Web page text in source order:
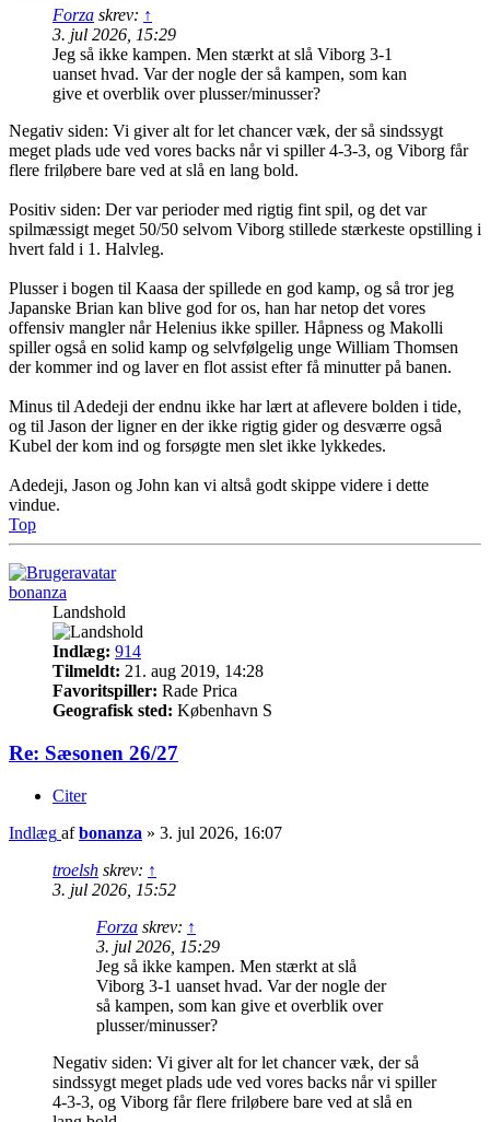
Forza skrev: ↑
3. jul 2026, 15:29
Jeg så ikke kampen. Men stærkt at slå Viborg 3-1
uanset hvad. Var der nogle der så kampen, som kan
give et overblik over plusser/minusser?
Negativ siden: Vi giver alt for let chancer væk, der så sindssygt
meget plads ude ved vores backs når vi spiller 4-3-3, og Viborg får
flere friløbere bare ved at slå en lang bold.
Positiv siden: Der var perioder med rigtig fint spil, og det var
spilmæssigt meget 50/50 selvom Viborg stillede stærkeste opstilling i
hvert fald i 1. Halvleg.
Plusser i bogen til Kaasa der spillede en god kamp, og så tror jeg
Japanske Brian kan blive god for os, han har netop det vores
offensiv mangler når Helenius ikke spiller. Håpness og Makolli
spiller også en solid kamp og selvfølgelig unge William Thomsen
der kommer ind og laver en flot assist efter få minutter på banen.
Minus til Adedeji der endnu ikke har lært at aflevere bolden i tide,
og til Jason der ligner en der ikke rigtig gider og desværre også
Kubel der kom ind og forsøgte men slet ikke lykkedes.
Adedeji, Jason og John kan vi altså godt skippe videre i dette
vindue.
Top
bonanza
Landshold
Indlæg: 914
Tilmeldt: 21. aug 2019, 14:28
Favoritspiller: Rade Prica
Geografisk sted: København S
Re: Sæsonen 26/27
Citer
Indlæg afbonanza » 3. jul 2026, 16:07
troelsh skrev: ↑
3. jul 2026, 15:52
Forza skrev: ↑
3. jul 2026, 15:29
Jeg så ikke kampen. Men stærkt at slå
Viborg 3-1 uanset hvad. Var der nogle der
så kampen, som kan give et overblik over
plusser/minusser?
Negativ siden: Vi giver alt for let chancer væk, der så
sindssygt meget plads ude ved vores backs når vi spiller
4-3-3, og Viborg får flere friløbere bare ved at slå en